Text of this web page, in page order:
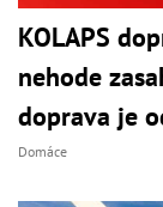
KOLAPS
nehode
doprava je
Domáce